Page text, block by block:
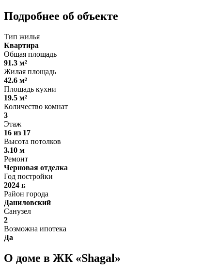
Подробнее об объекте
Тип жилья
Квартира
Общая площадь
91.3 м²
Жилая площадь
42.6 м²
Площадь кухни
19.5 м²
Количество комнат
3
Этаж
16 из 17
Высота потолков
3.10 м
Ремонт
Черновая отделка
Год постройки
2024 г.
Район города
Даниловский
Санузел
2
Возможна ипотека
Да
О доме в ЖК «Shagal»